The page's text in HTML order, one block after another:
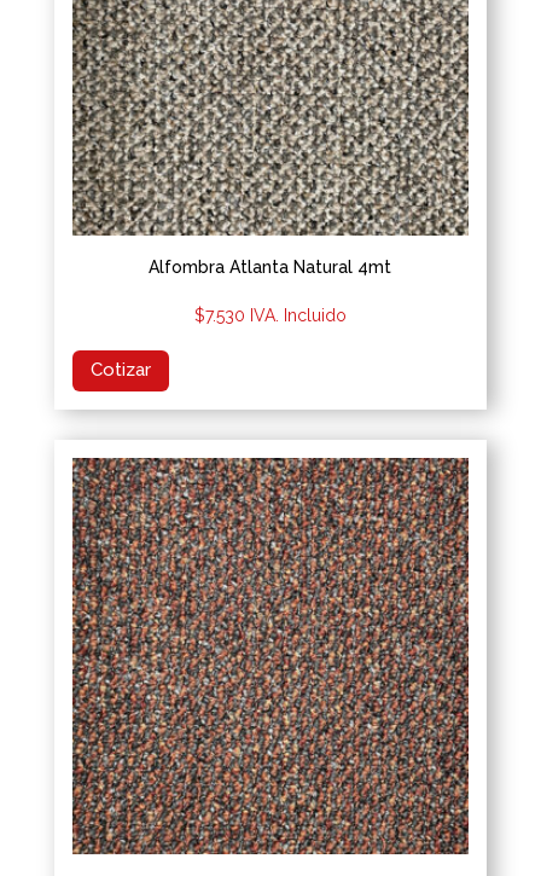
Alfombra Atlanta Natural 4mt
$7.530 IVA. Incluido
Cotizar